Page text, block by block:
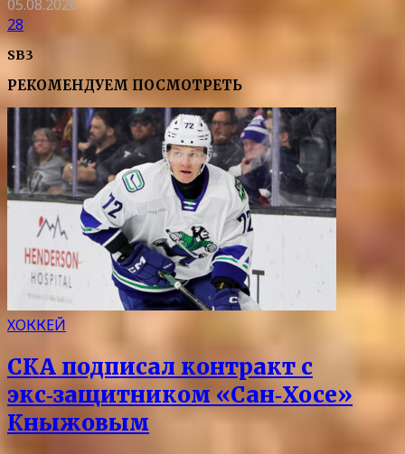
05.08.2026
28
SB3
РЕКОМЕНДУЕМ ПОСМОТРЕТЬ
ХОККЕЙ
СКА подписал контракт с
экс‑защитником «Сан‑Хосе»
Кныжовым